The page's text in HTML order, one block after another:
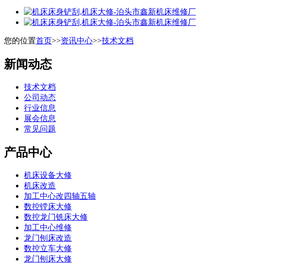
您的位置首页>>资讯中心>>技术文档
新闻动态
技术文档
公司动态
行业信息
展会信息
常见问题
产品中心
机床设备大修
机床改造
加工中心改四轴五轴
数控镗床大修
数控龙门铣床大修
加工中心维修
龙门刨床改造
数控立车大修
龙门刨床大修